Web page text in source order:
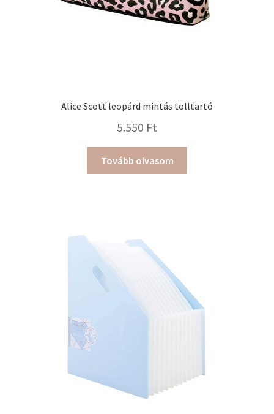
Alice Scott leopárd mintás tolltartó
5.550 Ft
Tovább olvasom